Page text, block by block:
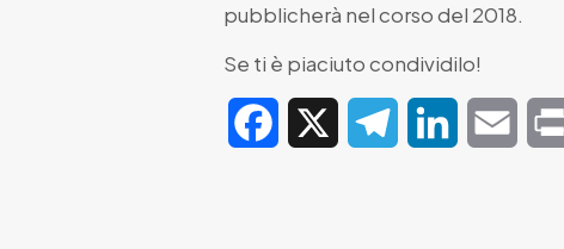
pubblicherà nel corso del 2018.
Se ti è piaciuto condividilo!
Facebook TelegramLinkedIn Email